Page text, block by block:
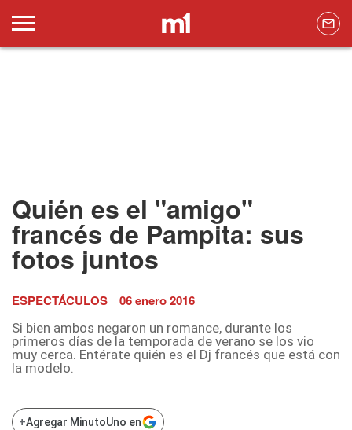
Quién es el "amigo"
francés de Pampita: sus
fotos juntos
ESPECTÁCULOS 06 enero 2016
Si bien ambos negaron un romance, durante los
primeros días de la temporada de verano se los vio
muy cerca. Entérate quién es el Dj francés que está con
la modelo.
+Agregar MinutoUno en